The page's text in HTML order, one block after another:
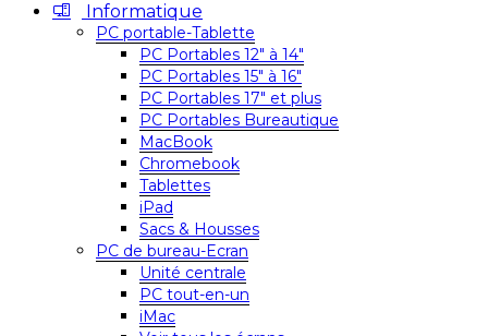
Informatique
PC portable-Tablette
PC Portables 12″ à 14″
PC Portables 15″ à 16″
PC Portables 17″ et plus
PC Portables Bureautique
MacBook
Chromebook
Tablettes
iPad
Sacs & Housses
PC de bureau-Ecran
Unité centrale
PC tout-en-un
iMac